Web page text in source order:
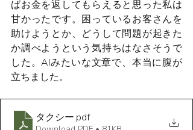
ばお金を返してもらえると思った私は
甘かったです。困っているお客さんを
助けようとか、どうして問題が起きた
か調べようという気持ちはなさそうで
した。AIみたいな文章で、本当に腹が
立ちました。
タクシー.pdf